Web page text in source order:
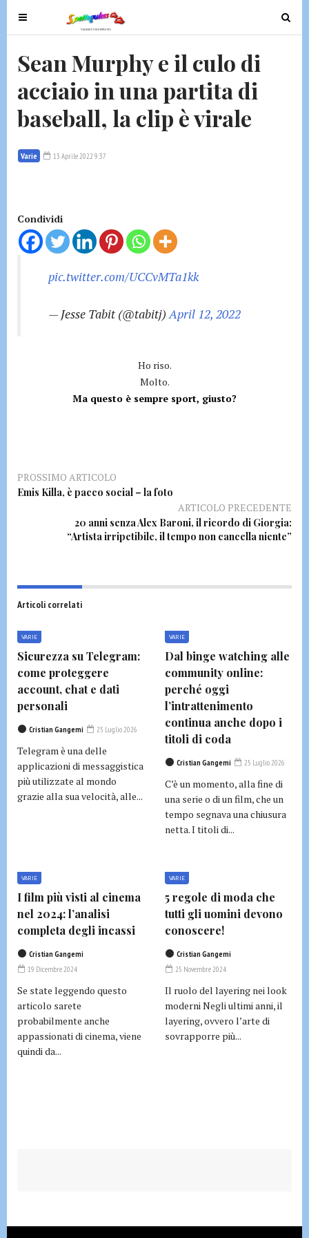
T
o
g
e
n
v
i
t
o
T
o
Sean Murphy e il culo di
acciaio in una partita di
baseball, la clip è virale
Varie 13 Aprile 2022 9:37
Condividi
pic.twitter.com/UCCvMTa1kk
— Jesse Tabit (@tabitj)April 12, 2022
Ho riso.
Molto.
Ma questo è sempre sport, giusto?
PROSSIMO ARTICOLO
Emis Killa, è pacco social – la foto
ARTICOLO PRECEDENTE
20 anni senza Alex Baroni, il ricordo di Giorgia:
“Artista irripetibile, il tempo non cancella niente”
Articoli correlati
VARIE
Sicurezza su Telegram:
come proteggere
account, chat e dati
personali
Cristian Gangemi 25 Luglio 2026
Telegram è una delle
applicazioni di messaggistica
più utilizzate al mondo
grazie alla sua velocità, alle...
VARIE
Dal binge watching alle
community online:
perché oggi
l’intrattenimento
continua anche dopo i
titoli di coda
Cristian Gangemi 25 Luglio 2026
C’è un momento, alla fine di
una serie o di un film, che un
tempo segnava una chiusura
netta. I titoli di...
VARIE
I film più visti al cinema
nel 2024: l’analisi
completa degli incassi
Cristian Gangemi
19 Dicembre 2024
Se state leggendo questo
articolo sarete
probabilmente anche
appassionati di cinema, viene
quindi da...
VARIE
5 regole di moda che
tutti gli uomini devono
conoscere!
Cristian Gangemi
25 Novembre 2024
Il ruolo del layering nei look
moderni Negli ultimi anni, il
layering, ovvero l’arte di
sovrapporre più...